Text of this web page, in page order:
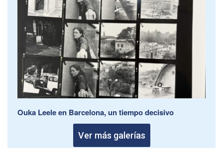
Ouka Leele en Barcelona, un tiempo decisivo
Ver más galerías